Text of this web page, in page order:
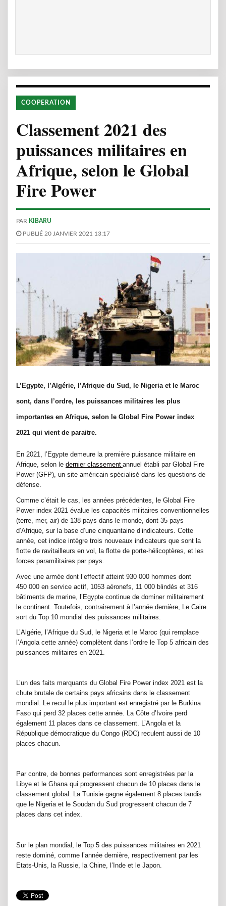
COOPERATION
Classement 2021 des
puissances militaires en
Afrique, selon le Global
Fire Power
PAR KIBARU
PUBLIÉ 20 JANVIER 2021 13:17
L’Egypte, l’Algérie, l’Afrique du Sud, le Nigeria et le Maroc
sont, dans l’ordre, les puissances militaires les plus
importantes en Afrique, selon le Global Fire Power index
2021 qui vient de paraitre.
En 2021, l’Egypte demeure la première puissance militaire en
Afrique, selon le dernier classement annuel établi par Global Fire
Power (GFP), un site américain spécialisé dans les questions de
défense.
Comme c’était le cas, les années précédentes, le Global Fire
Power index 2021 évalue les capacités militaires conventionnelles
(terre, mer, air) de 138 pays dans le monde, dont 35 pays
d’Afrique, sur la base d’une cinquantaine d’indicateurs. Cette
année, cet indice intègre trois nouveaux indicateurs que sont la
flotte de ravitailleurs en vol, la flotte de porte-hélicoptères, et les
forces paramilitaires par pays.
Avec une armée dont l’effectif atteint 930 000 hommes dont
450 000 en service actif, 1053 aéronefs, 11 000 blindés et 316
bâtiments de marine, l’Egypte continue de dominer militairement
le continent. Toutefois, contrairement à l’année dernière, Le Caire
sort du Top 10 mondial des puissances militaires.
L’Algérie, l’Afrique du Sud, le Nigeria et le Maroc (qui remplace
l’Angola cette année) complètent dans l’ordre le Top 5 africain des
puissances militaires en 2021.
L’un des faits marquants du Global Fire Power index 2021 est la
chute brutale de certains pays africains dans le classement
mondial. Le recul le plus important est enregistré par le Burkina
Faso qui perd 32 places cette année. La Côte d’Ivoire perd
également 11 places dans ce classement. L’Angola et la
République démocratique du Congo (RDC) reculent aussi de 10
places chacun.
Par contre, de bonnes performances sont enregistrées par la
Libye et le Ghana qui progressent chacun de 10 places dans le
classement global. La Tunisie gagne également 8 places tandis
que le Nigeria et le Soudan du Sud progressent chacun de 7
places dans cet index.
Sur le plan mondial, le Top 5 des puissances militaires en 2021
reste dominé, comme l’année dernière, respectivement par les
Etats-Unis, la Russie, la Chine, l’Inde et le Japon.